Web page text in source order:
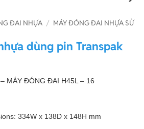
ĐAI NHỰA / MÁY ĐÓNG ĐAI NHỰA SỬ
dùng pin Transpak
MÁY ĐÓNG ĐAI H45L – 16
334W x 138D x 148H mm